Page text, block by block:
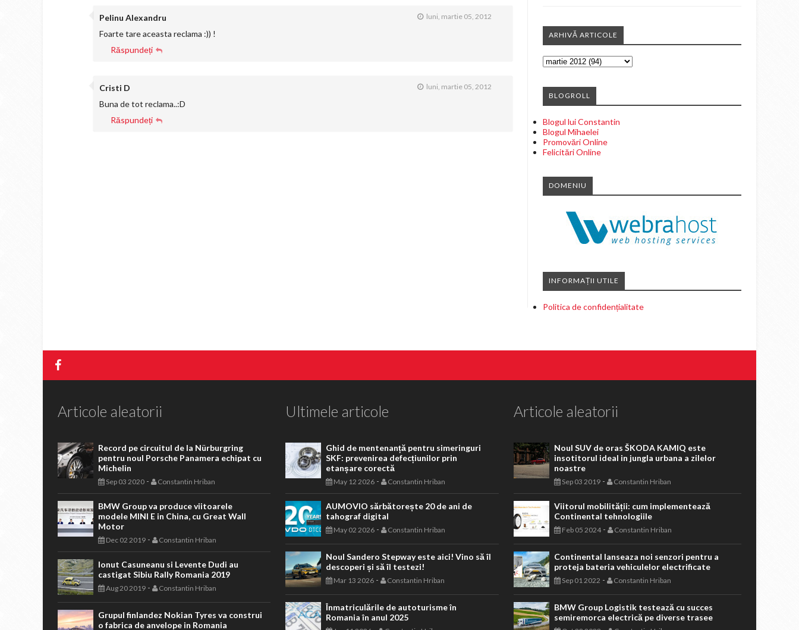
Pelinu Alexandru luni, martie 05, 2012
Foarte tare aceasta reclama :)) !
Răspundeți
Cristi D luni, martie 05, 2012
Buna de tot reclama..:D
Răspundeți
ARHIVĂ ARTICOLE
BLOGROLL
Blogul lui Constantin
Blogul Mihaelei
Promovări Online
Felicitări Online
DOMENIU
INFORMAȚII UTILE
Politica de confidențialitate
Articole aleatorii
Record pe circuitul de la Nürburgring
pentru noul Porsche Panamera echipat cu
Michelin
Sep 03 2020 - Constantin Hriban
BMW Group va produce viitoarele
modele MINI E in China, cu Great Wall
Motor
Dec 02 2019 - Constantin Hriban
Ionut Casuneanu si Levente Dudi au
castigat Sibiu Rally Romania 2019
Aug 20 2019 - Constantin Hriban
Grupul finlandez Nokian Tyres va construi
o fabrica de anvelope in Romania
Ultimele articole
Ghid de mentenanță pentru simeringuri
SKF: prevenirea defecțiunilor prin
etanșare corectă
May 12 2026 - Constantin Hriban
AUMOVIO sărbătorește 20 de ani de
tahograf digital
May 02 2026 - Constantin Hriban
Noul Sandero Stepway este aici! Vino să îl
descoperi și să îl testezi!
Mar 13 2026 - Constantin Hriban
Înmatriculările de autoturisme în
Romania în anul 2025
Articole aleatorii
Noul SUV de oras ŠKODA KAMIQ este
insotitorul ideal in jungla urbana a zilelor
noastre
Sep 03 2019- Constantin Hriban
Viitorul mobilității: cum implementează
Continental tehnologiile
Feb 05 2024- Constantin Hriban
Continental lanseaza noi senzori pentru a
proteja bateria vehiculelor electrificate
Sep 01 2022 - Constantin Hriban
BMW Group Logistik testează cu succes
semiremorca electrică pe diverse trasee